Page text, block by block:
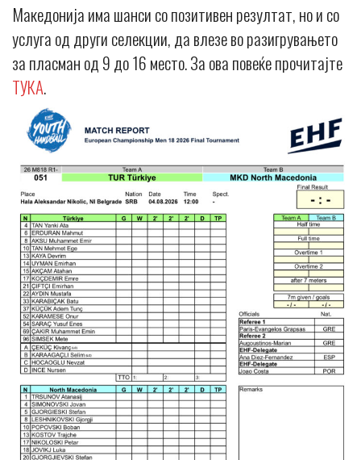
Македонија има шанси со позитивен резултат, но и со
услуга од други селекции, да влезе во разигрувањето
за пласман од 9 до 16 место. За ова повеќе прочитајте
ТУКА.